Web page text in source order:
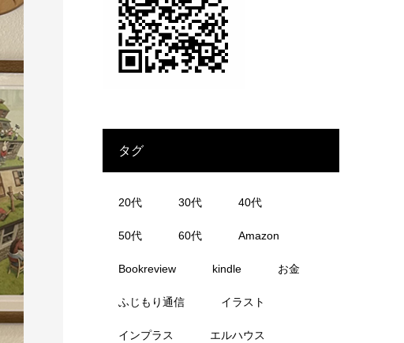
タグ
20代 30代 40代
50代 60代 Amazon
Bookreview kindle お金
ふじもり通信 イラスト
インプラス エルハウス